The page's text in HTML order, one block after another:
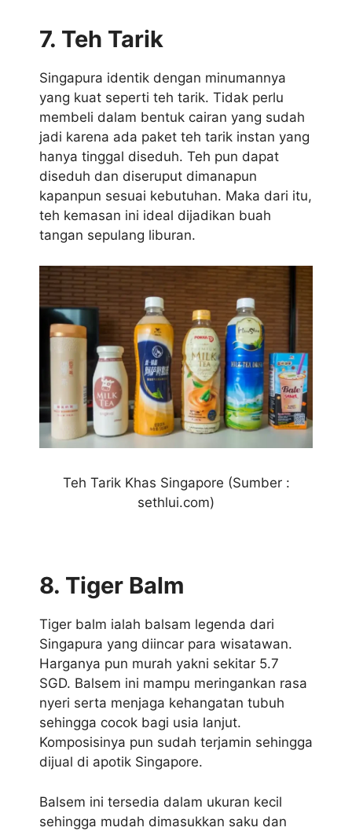
7. Teh Tarik
Singapura identik dengan minumannya
yang kuat seperti teh tarik. Tidak perlu
membeli dalam bentuk cairan yang sudah
jadi karena ada paket teh tarik instan yang
hanya tinggal diseduh. Teh pun dapat
diseduh dan diseruput dimanapun
kapanpun sesuai kebutuhan. Maka dari itu,
teh kemasan ini ideal dijadikan buah
tangan sepulang liburan.
Teh Tarik Khas Singapore (Sumber :
sethlui.com)
8. Tiger Balm
Tiger balm ialah balsam legenda dari
Singapura yang diincar para wisatawan.
Harganya pun murah yakni sekitar 5.7
SGD. Balsem ini mampu meringankan rasa
nyeri serta menjaga kehangatan tubuh
sehingga cocok bagi usia lanjut.
Komposisinya pun sudah terjamin sehingga
dijual di apotik Singapore.
Balsem ini tersedia dalam ukuran kecil
sehingga mudah dimasukkan saku dan